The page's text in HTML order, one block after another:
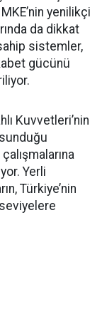
yenilikçi
da dikkat
sistemler,
gücünü
Kuvvetleri’nin
Yerli
Türkiye’nin